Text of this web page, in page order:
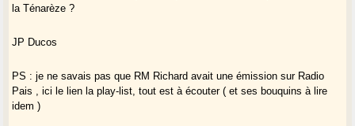
la Ténarèze ?
JP Ducos
PS : je ne savais pas que RM Richard avait une émission sur Radio
Pais , ici le lien la play-list, tout est à écouter ( et ses bouquins à lire
idem )